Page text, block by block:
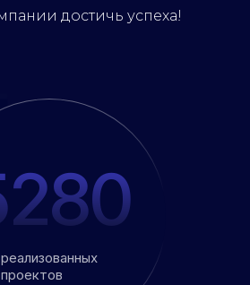
достичь успеха!
реализованных
проектов